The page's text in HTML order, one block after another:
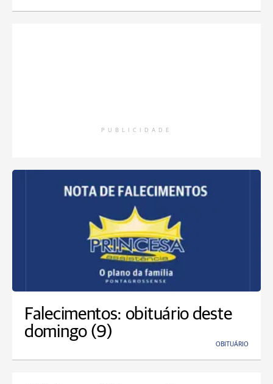
PUBLICIDADE
Falecimentos: obituário deste
domingo (9)
OBITUÁRIO